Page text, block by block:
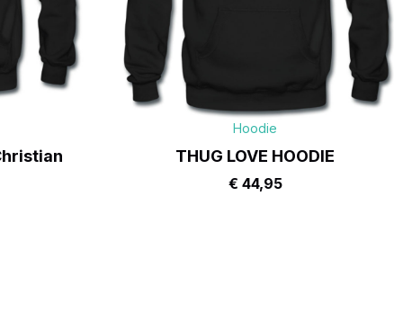
Hoodie
THUG LOVE HOODIE
€ 44,95